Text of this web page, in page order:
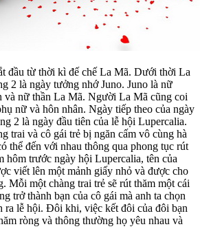
đầu từ thời kì đế chế La Mã. Dưới thời La
2 là ngày tưởng nhớ Juno. Juno là nữ
và nữ thần La Mã. Người La Mã cũng coi
nữ và hôn nhân. Ngày tiếp theo của ngày
2 là ngày đầu tiên của lễ hội Lupercalia.
trai và cô gái trẻ bị ngăn cấm vô cùng hà
thể đến với nhau thông qua phong tục rút
hôm trước ngày hội Lupercalia, tên của
viết lên một mảnh giấy nhỏ và được cho
Mỗi một chàng trai trẻ sẽ rút thăm một cái
trở thành bạn của cô gái mà anh ta chọn
ra lễ hội. Ðôi khi, việc kết đôi của đôi bạn
ròng và thông thường họ yêu nhau và